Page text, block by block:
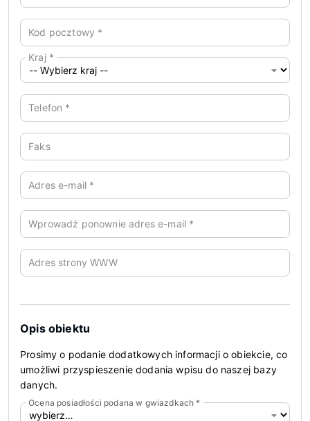
Kod pocztowy *
Kraj *
Telefon *
Faks
Adres e-mail *
Wprowadź ponownie adres e-mail *
Adres strony WWW
Opis obiektu
Prosimy o podanie dodatkowych informacji o obiekcie, co
umożliwi przyspieszenie dodania wpisu do naszej bazy
danych.
Ocena posiadłości podana w gwiazdkach *